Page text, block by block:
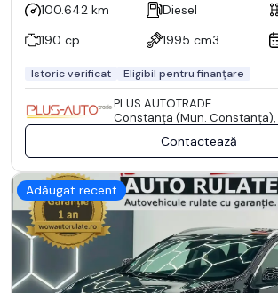
100.642 km Diesel
190 cp
1995 cm3
Istoric verificat Eligibil pentru finanțare
PLUS AUTOTRADE
Constanţa (Mun.
Contactează
Adăugat recent